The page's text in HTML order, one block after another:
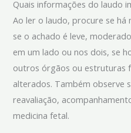
Quais informações do laudo
Ao ler o laudo, procure se
se o achado é leve,
em um lado ou nos dois, se
outros órgãos ou estruturas
alterados. Também observe
reavaliação,
medicina fetal.